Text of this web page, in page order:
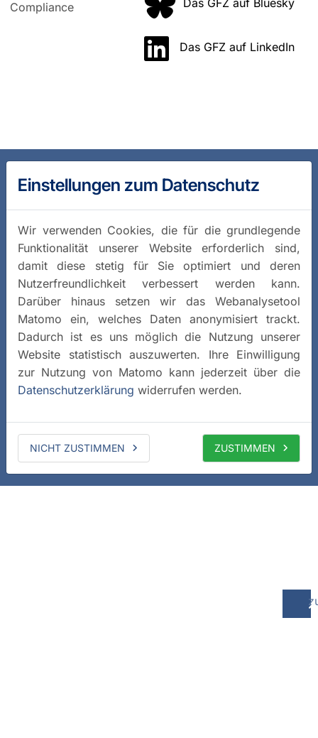
Compliance
Das GFZ auf LinkedIn
Einstellungen zum Datenschutz
Wir verwenden Cookies, die für die grundlegende
Funktionalität unserer Website erforderlich sind,
damit diese stetig für Sie optimiert und deren
Nutzerfreundlichkeit verbessert werden kann.
Darüber hinaus setzen wir das Webanalysetool
Matomo ein, welches Daten anonymisiert trackt.
Dadurch ist es uns möglich die Nutzung unserer
Website statistisch auszuwerten. Ihre Einwilligung
zur Nutzung von Matomo kann jederzeit über die
Datenschutzerklärung widerrufen werden.
NICHT ZUSTIMMEN ZUSTIMMEN